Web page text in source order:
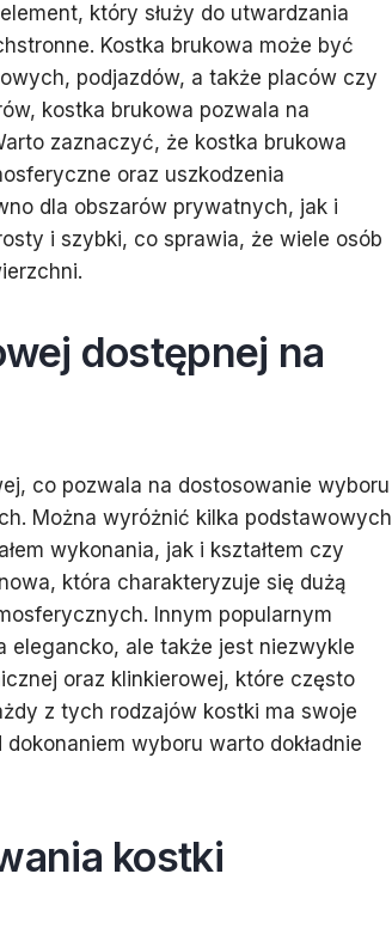
który służy do utwardzania
Kostka brukowa może być
podjazdów, a także placów czy
kostka brukowa pozwala na
zaznaczyć, że kostka brukowa
oraz uszkodzenia
dla obszarów prywatnych, jak i
i szybki, co sprawia, że wiele osób
dostępnej na
co pozwala na dostosowanie wyboru
Można wyróżnić kilka podstawowych
wykonania, jak i kształtem czy
która charakteryzuje się dużą
Innym popularnym
ale także jest niezwykle
oraz klinkierowej, które często
z tych rodzajów kostki ma swoje
wyboru warto dokładnie
kostki